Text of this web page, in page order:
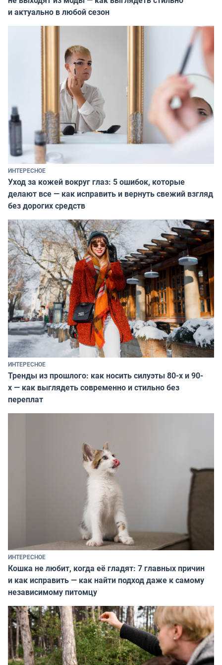
и актуально в любой сезон
ИНТЕРЕСНОЕ
Уход за кожей вокруг глаз: 5 ошибок, которые
делают все — как исправить и вернуть свежий взгляд
без дорогих средств
ИНТЕРЕСНОЕ
Тренды из прошлого: как носить силуэты 80-х и 90-
х — как выглядеть современно и стильно без
переплат
ИНТЕРЕСНОЕ
Кошка не любит, когда её гладят: 7 главных причин
и как исправить — как найти подход даже к самому
независимому питомцу